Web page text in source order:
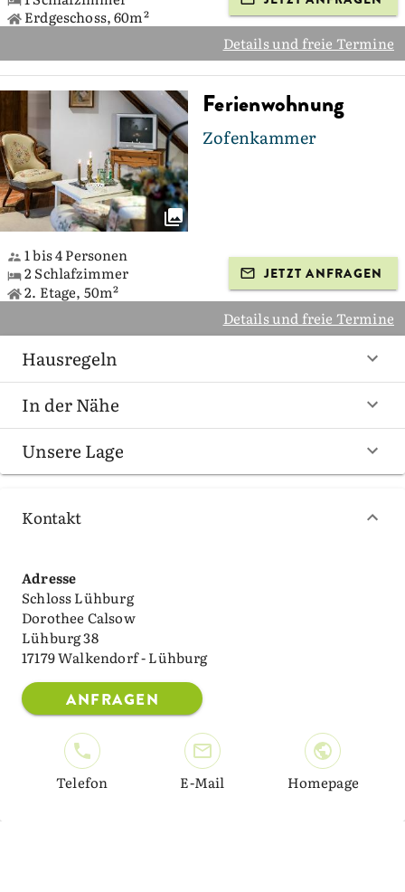
Erdgeschoss, 60m²
Details und freie Termine
Ferienwohnung
Zofenkammer
1 bis 4 Personen
2 Schlafzimmer
2. Etage, 50m²
JETZT ANFRAGEN
Details und freie Termine
Hausregeln
In der Nähe
Unsere Lage
Kontakt
Adresse
Schloss Lühburg
Dorothee Calsow
Lühburg 38
17179 Walkendorf - Lühburg
ANFRAGEN
Telefon E-Mail Homepage